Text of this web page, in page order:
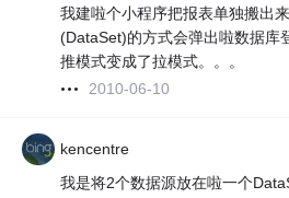
我建啦个小程序把报表单独搬出
(DataSet)的方式会弹出啦数据库
推模式变成了拉模式。。。
2010-06-10
kencentre
我是将2个数据源放在啦一个